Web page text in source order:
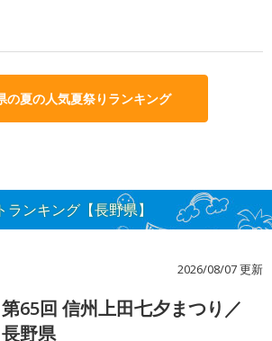
の夏の人気夏祭りランキング
ンキング【長野県】
2026/08/07 更新
第65回 信州上田七夕まつり／
長野県